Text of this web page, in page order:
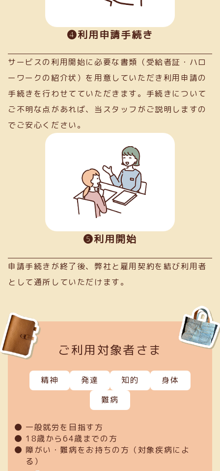
➍利用申請手続き
サービスの利用開始に必要な書類（受給者証・ハロ
ーワークの紹介状）を用意していただき利用申請の
手続きを行わせてていただきます。手続きについて
ご不明な点があれば、当スタッフがご説明しますの
でご安心ください。
❺利用開始
申請手続きが終了後、弊社と雇用契約を結び利用者
として通所していただけます。
ご利用対象者さま
精神 発達 知的
身体
難病
一般就労を目指す方
18歳から64歳までの方
障がい・難病をお持ちの方（対象疾病によ
る）